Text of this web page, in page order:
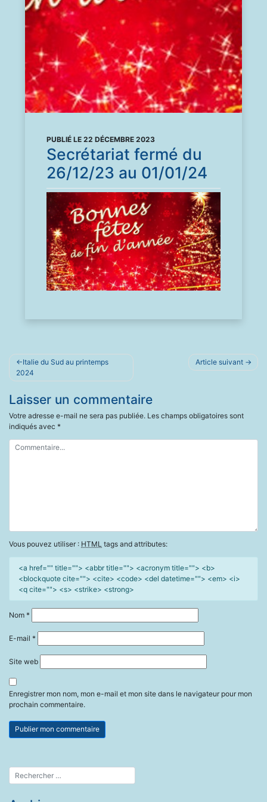
PUBLIÉ LE 22 DÉCEMBRE 2023
Secrétariat fermé du
26/12/23 au 01/01/24
Navigation
de
l’article
Italie du Sud au printemps
2024
Article suivant
Laisser un commentaire
Votre adresse e-mail ne sera pas publiée. Les champs obligatoires sont
indiqués avec *
Vous pouvez utiliser : HTML tags and attributes:
<a href="" title=""> <abbr title=""> <acronym title=""> <b>
<blockquote cite=""> <cite> <code> <del datetime=""> <em> <i>
<q cite=""> <s> <strike> <strong>
Nom *
E-mail *
Site web
Enregistrer mon nom, mon e-mail et mon site dans le navigateur pour mon
prochain commentaire.